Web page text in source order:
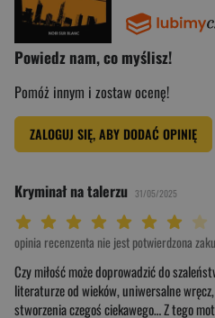
Powiedz nam, co myślisz!
Pomóż innym i zostaw ocenę!
ZALOGUJ SIĘ, ABY DODAĆ OPINIĘ
Kryminał na talerzu 31/05/2025
Twoja
Twoja ocena:
Twoja ocena:
Twoja ocena: Może być
Twoja ocena: Słaba 3/10"
Twoja ocena: Bardzo słaba 2/10"
Twoja ocena: Beznadziejna 1/10"
opinia recenzenta nie jest potwierdzona
Czy miłość może doprowadzić do
literaturze od wieków, uniwersalne
stworzenia czegoś ciekawego… Z tego